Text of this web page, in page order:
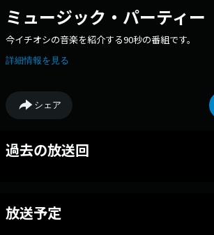
ミュージック・パーティー
今イチオシの音楽を紹介する90秒の番組です。
詳細情報を見る
シェア
過去の放送回
放送予定